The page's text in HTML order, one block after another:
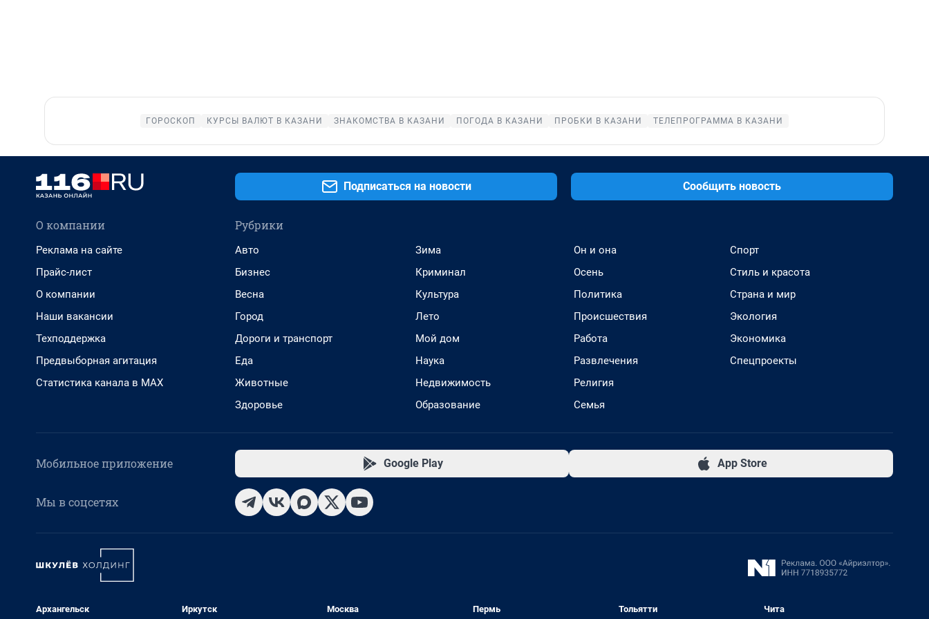
ГОРОСКОП КУРСЫ ВАЛЮТ В КАЗАНИ ЗНАКОМСТВА В КАЗАНИ ПОГОДА В КАЗАНИ ПРОБКИ В КАЗАНИ ТЕЛЕПРОГРАММА В КАЗАНИ
Подписаться на новости Сообщить новость
О компании
Реклама на сайте
Прайс-лист
О компании
Наши вакансии
Техподдержка
Предвыборная агитация
Статистика канала в MAX
Рубрики
Авто
Бизнес
Весна
Город
Дороги и транспорт
Еда
Животные
Здоровье
Зима
Криминал
Культура
Лето
Мой дом
Наука
Недвижимость
Образование
Он и она
Осень
Политика
Происшествия
Работа
Развлечения
Религия
Семья
Спорт
Стиль и красота
Страна и мир
Экология
Экономика
Спецпроекты
Мобильное приложение Google Play App Store
Мы в соцсетях
Архангельск Иркутск Москва Пермь Тольятти Чита